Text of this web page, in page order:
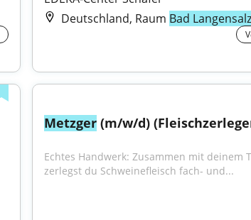
Deutschland, Raum Bad
Metzger (m/w/d)
Echtes Handwerk: Zusammen mit deinem
zerlegst du Schweinefleisch fach- und...